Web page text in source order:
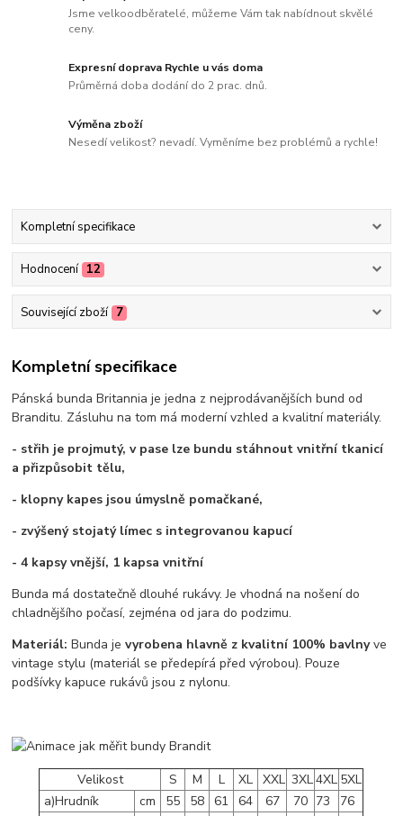
Jsme velkoodběratelé, můžeme Vám tak nabídnout skvělé
ceny.
Expresní doprava Rychle u vás doma
Průměrná doba dodání do 2 prac. dnů.
Výměna zboží
Nesedí velikost? nevadí. Vyměníme bez problémů a rychle!
Kompletní specifikace
Hodnocení 12
Související zboží 7
Kompletní specifikace
Pánská bunda Britannia je jedna z nejprodávanějších bund od
Branditu. Zásluhu na tom má moderní vzhled a kvalitní materiály.
- střih je projmutý, v pase lze bundu stáhnout vnitřní tkanicí
a přizpůsobit tělu,
- klopny kapes jsou úmyslně pomačkané,
- zvýšený stojatý límec s integrovanou kapucí
- 4 kapsy vnější, 1 kapsa vnitřní
Bunda má dostatečně dlouhé rukávy. Je vhodná na nošení do
chladnějšího počasí, zejména od jara do podzimu.
Materiál: Bunda jevyrobena hlavně z kvalitní 100% bavlnyve
vintage stylu (materiál se předepírá před výrobou). Pouze
podšívky kapuce rukávů jsou z nylonu.
Velikost S M L XL XXL 3XL4XL 5XL
a)Hrudník
cm 55 58 61 64 67 70 73
76